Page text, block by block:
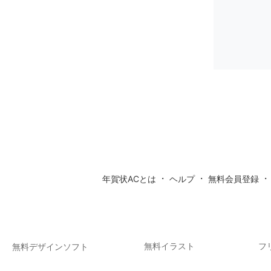
年賀状ACとは ・ ヘルプ・ 無料会員登録
無料デザインソフト 無料イラスト フ